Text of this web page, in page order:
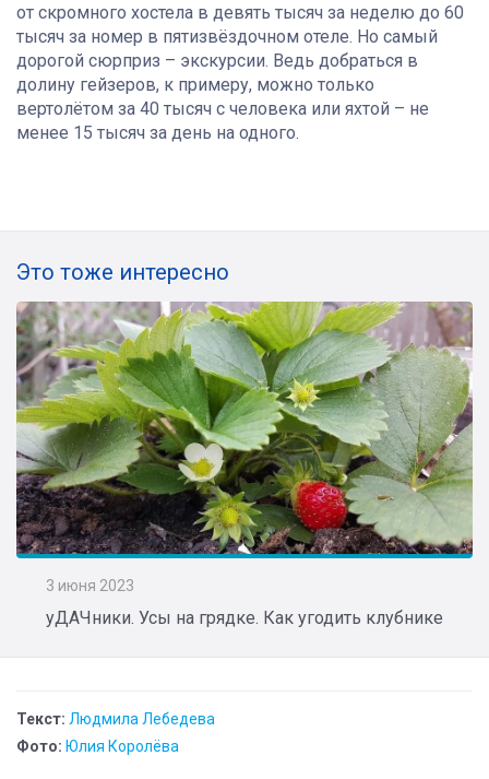
от скромного хостела в девять тысяч за неделю до 60
тысяч за номер в пятизвёздочном отеле. Но самый
дорогой сюрприз – экскурсии. Ведь добраться в
долину гейзеров, к примеру, можно только
вертолётом за 40 тысяч с человека или яхтой – не
менее 15 тысяч за день на одного.
Это тоже интересно
3 июня 2023
уДАЧники. Усы на грядке. Как угодить клубнике
Текст: Людмила Лебедева
Фото: Юлия Королёва